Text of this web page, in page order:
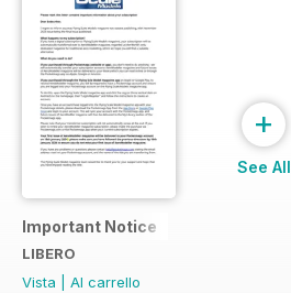
Important Notice
LIBERO
Vista
Al carrello
+
See All